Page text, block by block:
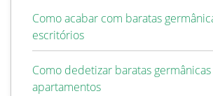
Como acabar com baratas
escritórios
Como dedetizar baratas
apartamentos